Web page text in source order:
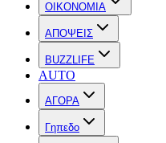
OIKONOMIA
ΑΠΟΨΕΙΣ
BUZZLIFE
AUTO
ΑΓΟΡΑ
Γηπεδο